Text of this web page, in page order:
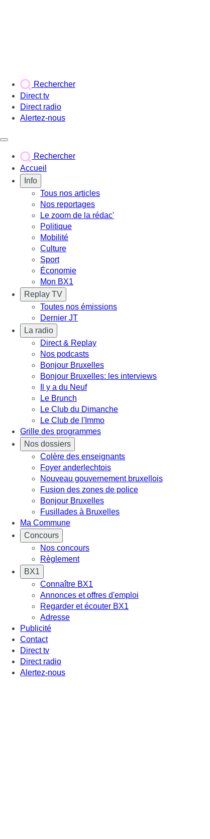
Rechercher
Direct tv
Direct radio
Alertez-nous
Rechercher
Accueil
Info
Tous nos articles
Nos reportages
Le zoom de la rédac'
Politique
Mobilité
Culture
Sport
Économie
Mon BX1
Replay TV
Toutes nos émissions
Dernier JT
La radio
Direct & Replay
Nos podcasts
Bonjour Bruxelles
Bonjour Bruxelles: les interviews
Il y a du Neuf
Le Brunch
Le Club du Dimanche
Le Club de l'Immo
Grille des programmes
Nos dossiers
Colère des enseignants
Foyer anderlechtois
Nouveau gouvernement bruxellois
Fusion des zones de police
Bonjour Bruxelles
Fusillades à Bruxelles
Ma Commune
Concours
Nos concours
Règlement
BX1
Connaître BX1
Annonces et offres d'emploi
Regarder et écouter BX1
Adresse
Publicité
Contact
Direct tv
Direct radio
Alertez-nous